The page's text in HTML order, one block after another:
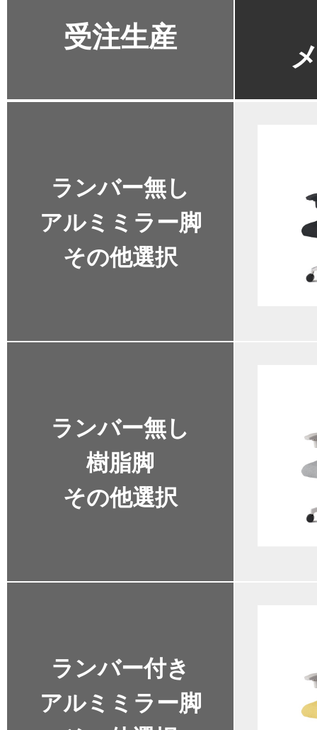
受注生産
ランバー無し
アルミミラー脚
その他選択
ランバー無し
樹脂脚
その他選択
ランバー付き
アルミミラー脚